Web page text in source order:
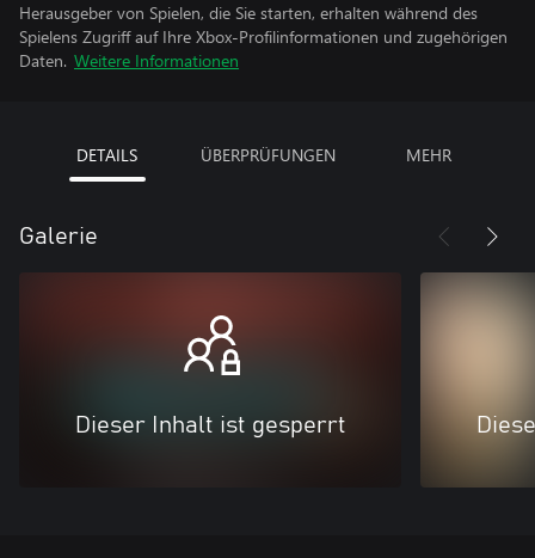
Herausgeber von Spielen, die Sie starten, erhalten während des
Spielens Zugriff auf Ihre Xbox-Profilinformationen und zugehörigen
Daten. Weitere Informationen
DETAILS ÜBERPRÜFUNGEN MEHR
Galerie
Dieser Inhalt ist gesperrt